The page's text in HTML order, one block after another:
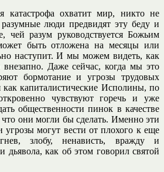
катастрофа охватит мир, никто не
люди предвидят эту беду и
чей разум руководствуется Божьим
быть отложена на месяцы или
наступит. И мы можем видеть, как
внезапно. Даже сейчас, когда мы это
бормотание и угрозы трудовых
капиталистические Исполины, по
чувствуют горечь и уже
общественности пинок в качестве
что они могли бы сделать. Именно эти
могут вести от плохого к еще
злобу, ненависть, вражду и
дьявола, как об этом говорил святой